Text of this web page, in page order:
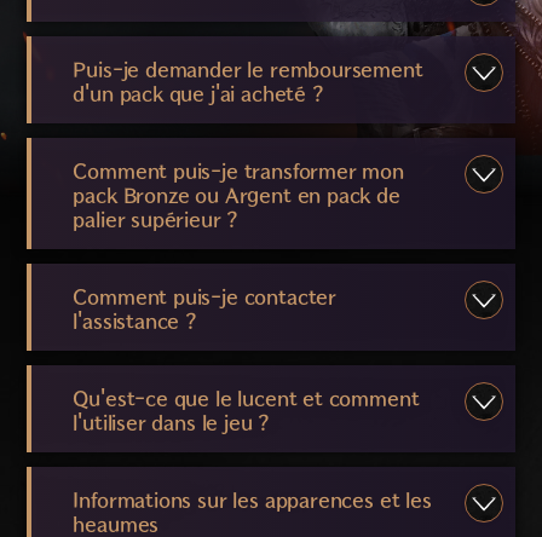
Puis-je demander le remboursement
d'un pack que j'ai acheté ?
Comment puis-je transformer mon
pack Bronze ou Argent en pack de
palier supérieur ?
Comment puis-je contacter
l'assistance ?
Qu'est-ce que le lucent et comment
l'utiliser dans le jeu ?
Informations sur les apparences et les
heaumes